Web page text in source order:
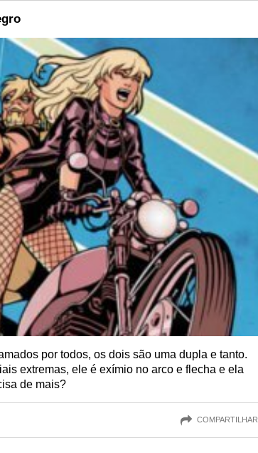
por todos, os dois são uma dupla e tanto.
extremas, ele é exímio no arco e flecha e ela
de mais?
COMPARTILHAR